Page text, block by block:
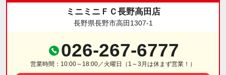
ミニミニＦＣ長野高田店
長野県長野市高田1307-1
026-267-6777
営業時間：10:00～18:00／火曜日（1～3月は休まず営業！）